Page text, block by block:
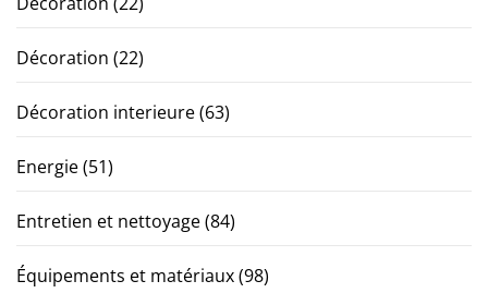
Décoration (22)
Décoration interieure(63)
Energie(51)
Entretien et nettoyage(84)
Équipements et matériaux(98)